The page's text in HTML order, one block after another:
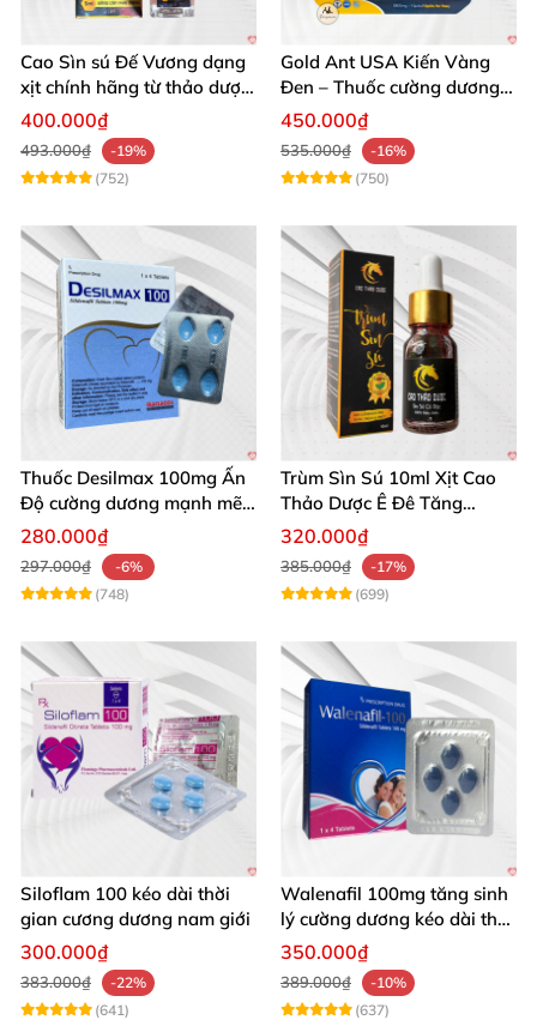
Cao Sìn sú Đế Vương dạng
xịt chính hãng từ thảo dược
Ê Đê Việt Nam
400.000₫
493.000₫
-19%
(752)
Gold Ant USA Kiến Vàng
Đen – Thuốc cường dương
tăng sinh lý nam mạnh
450.000₫
535.000₫
-16%
(750)
Thuốc Desilmax 100mg Ấn
Độ cường dương mạnh mẽ
tăng sinh lý phái mạnh
280.000₫
297.000₫
-6%
(748)
Trùm Sìn Sú 10ml Xịt Cao
Thảo Dược Ê Đê Tăng
Cường Sinh Lý
320.000₫
385.000₫
-17%
(699)
Siloflam 100 kéo dài thời
gian cương dương nam giới
300.000₫
383.000₫
-22%
(641)
Walenafil 100mg tăng sinh
lý cường dương kéo dài thời
gian
350.000₫
389.000₫
-10%
(637)